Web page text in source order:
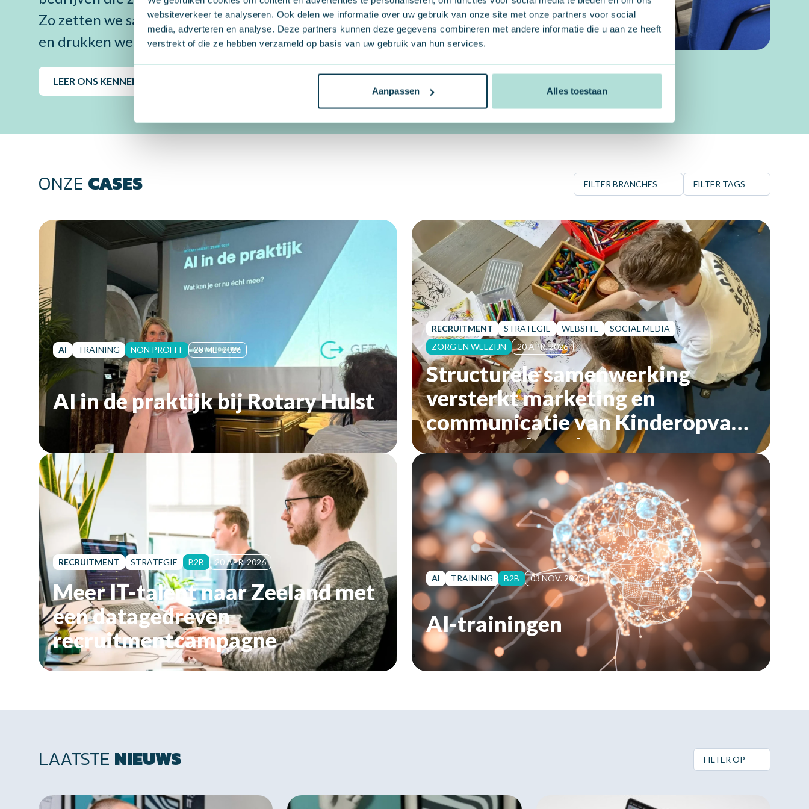
websiteverkeer te analyseren. Ook delen we informatie over uw gebruik van onze site met onze partners voor social
media, adverteren en analyse. Deze partners kunnen deze gegevens combineren met andere informatie die u aan ze heeft
verstrekt of die ze hebben verzameld op basis van uw gebruik van hun services.
Aanpassen Alles toestaan
Zo zetten we samen Zuid-West-Nederland op de kaart
en drukken we een kwaliteitsstempel op de regio.
LEER ONS KENNEN
ONZE CASES FILTER BRANCHES FILTER TAGS
AI TRAINING NON PROFIT 28 MEI 2026
AI in de praktijk bij Rotary Hulst
RECRUITMENT STRATEGIE WEBSITE
SOCIAL MEDIA
ZORG EN WELZIJN
20 APR. 2026
Structurele samenwerking
versterkt marketing en
communicatie van Kinderopvang
Zeeuws-Vlaanderen
RECRUITMENT STRATEGIE B2B 20 APR. 2026
Meer IT-talent naar Zeeland met
een datagedreven
recruitmentcampagne
AI TRAINING B2B 03 NOV. 2025
AI-trainingen
LAATSTE NIEUWS FILTER OP